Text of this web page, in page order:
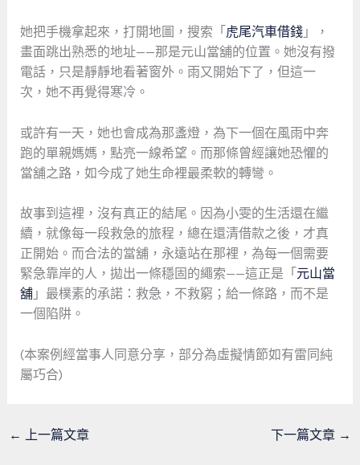
她把手機拿起來，打開地圖，搜索「 虎尾汽車借錢」，
畫面跳出熟悉的地址——那是元山當舖的位置。她沒有撥
電話，只是靜靜地看著窗外。雨又開始下了，但這一
次，她不再覺得寒冷。
或許有一天，她也會成為那盞燈，為下一個在風雨中奔
跑的單親媽媽，點亮一線希望。而那條曾經讓她恐懼的
當舖之路，如今成了她生命裡最柔軟的轉彎。
故事到這裡，沒有真正的結尾。因為小雯的生活還在繼
續，就像每一段救急的旅程，總在還清借款之後，才真
正開始。而合法的當舖，永遠站在那裡，為每一個需要
緊急靠岸的人，拋出一條穩固的繩索——這正是「 元山當
舖」最樸素的承諾：救急，不救窮；給一條路，而不是
一個陷阱。
(本案例經當事人同意分享，部分為虛擬情節如有雷同純
屬巧合)
← 上一篇文章 下一篇文章 →